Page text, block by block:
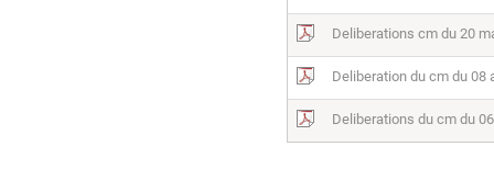
Deliberations cm du 20
Deliberation du cm du 08
Deliberations du cm du